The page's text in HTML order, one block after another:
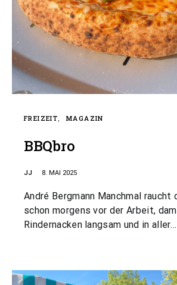
FREIZEIT MAGAZIN
BBQbro
JJ 8. MAI 2025
André Bergmann Manchmal raucht
schon morgens vor der Arbeit,
Rindernacken langsam und in aller…